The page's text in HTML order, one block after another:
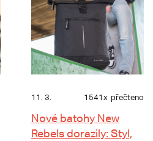
11. 3. 1541x přečteno
Nové batohy New
Rebels dorazily: Styl,